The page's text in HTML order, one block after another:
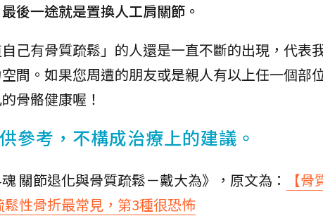
後一途就是置換人工肩關節。
自己有骨質疏鬆」的人還是一直不斷的出現，代表
間。如果您周遭的朋友或是親人有以上任一個部
骨骼健康喔！
參考，不構成治療上的建議。
關節退化與骨質疏鬆－戴大為》，原文為：
【
鬆性骨折最常見，第3種很恐怖